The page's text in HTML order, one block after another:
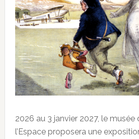
2026 au 3 janvier 2027, le musée
l’Espace proposera une